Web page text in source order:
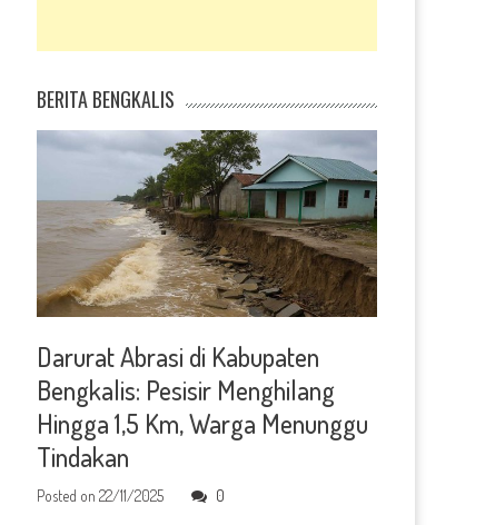
BERITA BENGKALIS
Darurat Abrasi di Kabupaten
Bengkalis: Pesisir Menghilang
Hingga 1,5 Km, Warga Menunggu
Tindakan
Posted on22/11/2025 0